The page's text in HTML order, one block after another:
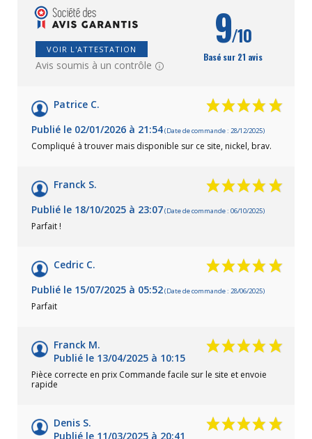
VOIR L'ATTESTATION
Avis soumis à un contrôle
9/10
Basé sur 21 avis
Patrice C.
Publié le 02/01/2026 à 21:54(Date de commande : 28/12/2025)
Compliqué à trouver mais disponible sur ce site, nickel, brav.
Franck S.
Publié le 18/10/2025 à 23:07(Date de commande : 06/10/2025)
Parfait !
Cedric C.
Publié le 15/07/2025 à 05:52(Date de commande : 28/06/2025)
Parfait
Franck M.
Publié le 13/04/2025 à 10:15
Pièce correcte en prix Commande facile sur le site et envoie
rapide
Denis S.
Publié le 11/03/2025 à 20:41